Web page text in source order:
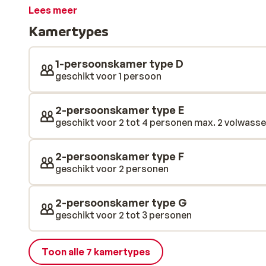
hier snel naartoe brengt, stopt naast het hotel. Het
heb je door het grote glazen raam een panoramisch
bezoek aan de sauna voel je je weer als herboren.
genieten van zowel lokale als internationale
Tiroolse keuken en Oostenrijkse specialiteiten. Het
en werkt uitsluitend met producten die lokaal
kaas en melk uit Tirol, en vlees van de slagerij in de
ver hoeven reizen om op je bord te komen. Een
ieder hapje smelt werkelijk weg op de tong.
Lees meer
Kamertypes
1-persoonskamer type D
geschikt voor 1 persoon
2-persoonskamer type E
geschikt voor 2 tot 4 personen max. 2
2-persoonskamer type F
geschikt voor 2 personen
2-persoonskamer type G
geschikt voor 2 tot 3 personen
Toon alle 7 kamertypes